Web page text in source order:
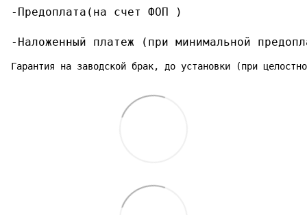
-Предоплата(на счет ФОП )
-Наложенный платеж (при минимальной
Гарантия на заводской брак, до установки (при